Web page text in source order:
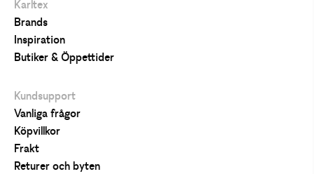
Karltex
Brands
Inspiration
Butiker & Öppettider
Kundsupport
Vanliga frågor
Köpvillkor
Frakt
Returer och byten